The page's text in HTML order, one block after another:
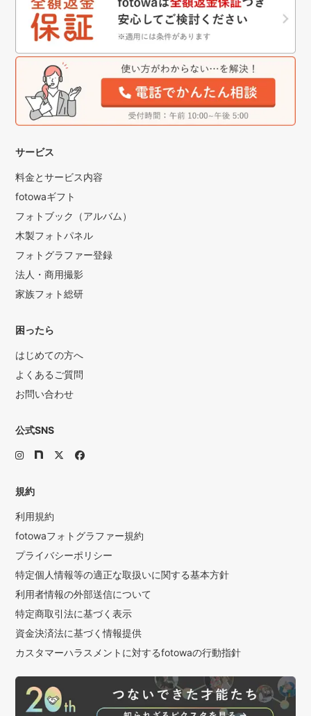
サービス
料金とサービス内容
fotowaギフト
フォトブック（アルバム）
木製フォトパネル
フォトグラファー登録
法人・商用撮影
家族フォト総研
困ったら
はじめての方へ
よくあるご質問
お問い合わせ
公式SNS
規約
利用規約
fotowaフォトグラファー規約
プライバシーポリシー
特定個人情報等の適正な取扱いに関する基本方針
利用者情報の外部送信について
特定商取引法に基づく表示
資金決済法に基づく情報提供
カスタマーハラスメントに対するfotowaの行動指針